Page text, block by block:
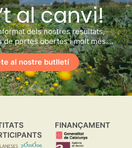
al canvi!
dels nostres resultats,
de portes obertes i molt més….
al nostre butlletí
FINANÇAMENT